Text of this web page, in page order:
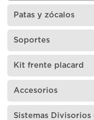
Patas y zócalos
Soportes
Kit frente placard
Accesorios
Sistemas Divisorios